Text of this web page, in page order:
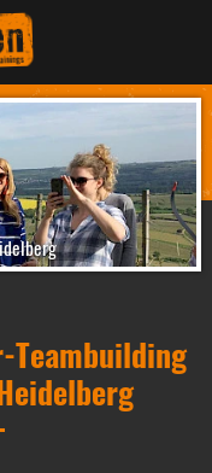
Teambuilding